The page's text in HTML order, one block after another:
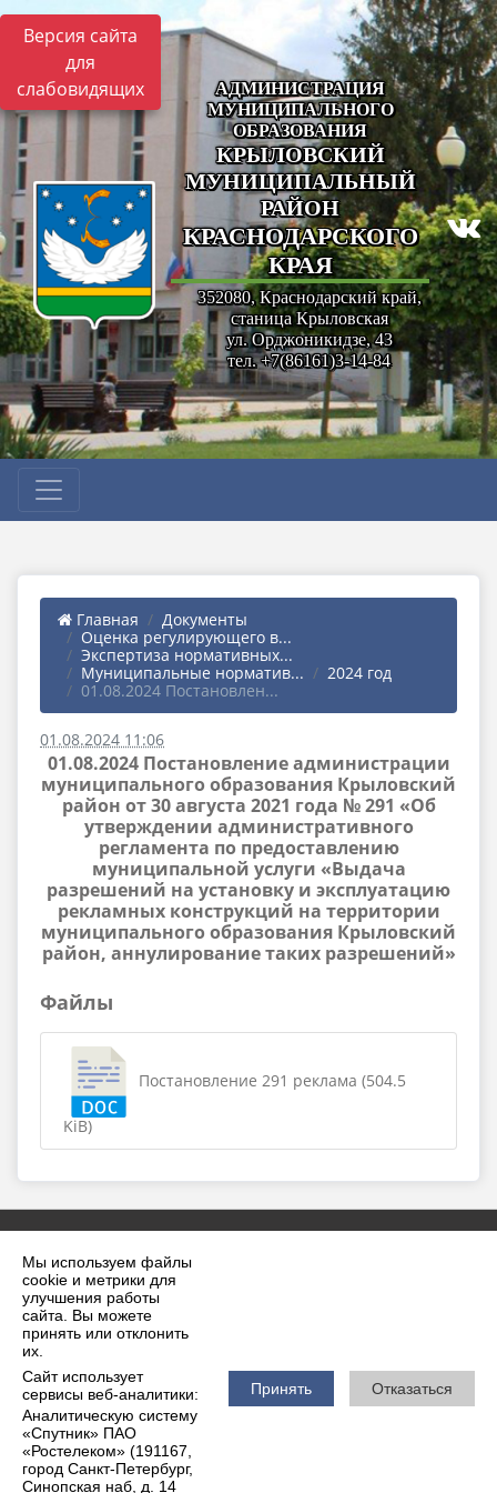
Мы используем файлы
cookie и метрики для
улучшения работы
сайта. Вы можете
принять или отклонить
их.
Сайт использует
сервисы веб-аналитики:
Аналитическую систему
«Спутник» ПАО
«Ростелеком» (191167,
город Санкт-Петербург,
Синопская наб, д. 14
Принять Отказаться
Версия сайта
для
слабовидящих
АДМИНИСТРАЦИЯ
МУНИЦИПАЛЬНОГО
ОБРАЗОВАНИЯ
КРЫЛОВСКИЙ
МУНИЦИПАЛЬНЫЙ
РАЙОН
КРАСНОДАРСКОГО
КРАЯ
352080, Краснодарский край,
станица Крыловская
ул. Орджоникидзе, 43
тел. +7(86161)3-14-84
Главная
Документы
Оценка регулирующего в...
Экспертиза нормативных...
Муниципальные норматив...
2024 год
01.08.2024 Постановлен...
01.08.2024 11:06
01.08.2024 Постановление администрации
муниципального образования Крыловский
район от 30 августа 2021 года № 291 «Об
утверждении административного
регламента по предоставлению
муниципальной услуги «Выдача
разрешений на установку и эксплуатацию
рекламных конструкций на территории
муниципального образования Крыловский
район, аннулирование таких разрешений»
Файлы
Постановление 291 реклама (504.5
KiB)
2026 г. krilovskaya.ru
Вход
Карта сайта
Политика обработки персональных данных
Сделано на KubCMS
Разработка и поддержка